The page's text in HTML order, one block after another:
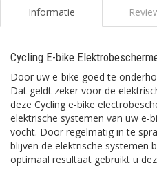
Informatie
Cycling E-bike
Door uw e-bike goed te
Dat geldt zeker voor de
deze Cycling e-bike
elektrische systemen van uw e-
vocht. Door regelmatig in te
blijven de elektrische systemen
optimaal resultaat gebruikt u